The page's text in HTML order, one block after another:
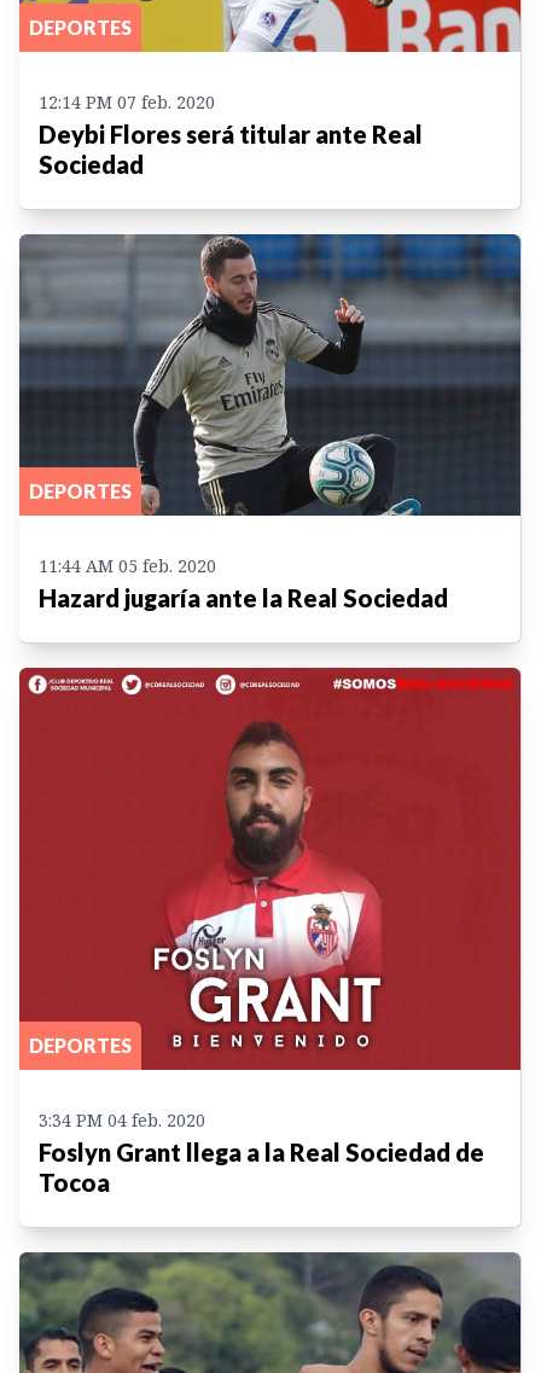
DEPORTES
12:14 PM 07 feb. 2020
Deybi Flores será titular ante Real
Sociedad
DEPORTES
11:44 AM 05 feb. 2020
Hazard jugaría ante la Real Sociedad
DEPORTES
3:34 PM 04 feb. 2020
Foslyn Grant llega a la Real Sociedad de
Tocoa